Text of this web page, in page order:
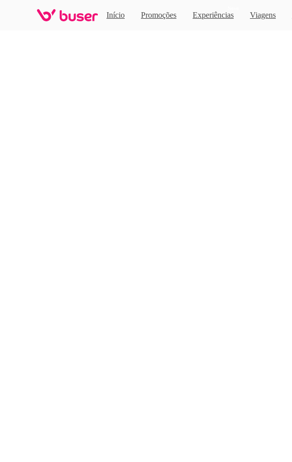
Início Promoções Experiências Viagens
Home